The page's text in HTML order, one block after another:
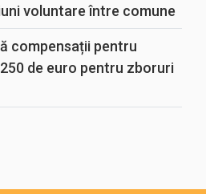
voluntare între comune
compensații pentru
de euro pentru zboruri